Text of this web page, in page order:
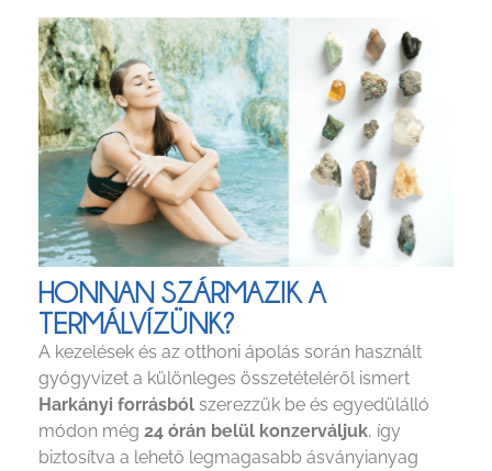
HONNAN SZÁRMAZIK A
TERMÁLVÍZÜNK?
A kezelések és az otthoni ápolás során használt
gyógyvizet a különleges összetételéről ismert
Harkányi forrásból szerezzük be és egyedülálló
módon még 24 órán belül konzerváljuk, így
biztosítva a lehető legmagasabb ásványianyag